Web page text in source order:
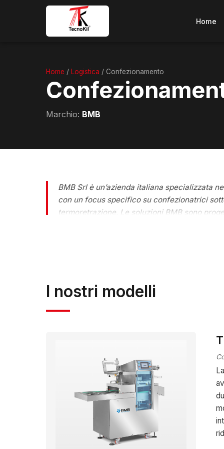
Home
Home / Logistica / Confezionamento
Marchio: BMB
BMB Srl è un’azienda italiana specializzata
con un focus specifico su confezionatrici
termoretrazione. Le soluzioni BMB sono
I nostri modelli